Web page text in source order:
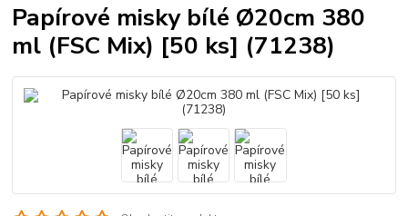
Papírové misky bílé Ø20cm 380
ml (FSC Mix) [50 ks] (71238)